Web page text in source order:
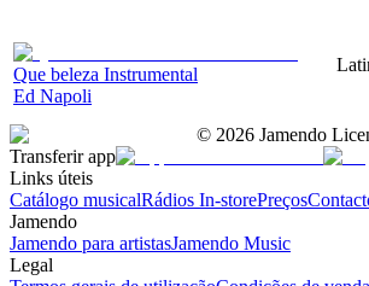
Que beleza Instrumental
Ed Napoli
© 2026 Jamendo
Transferir app
Links úteis
Catálogo musicalRádios In-storePreços
Jamendo
Jamendo para artistasJamendo Music
Legal